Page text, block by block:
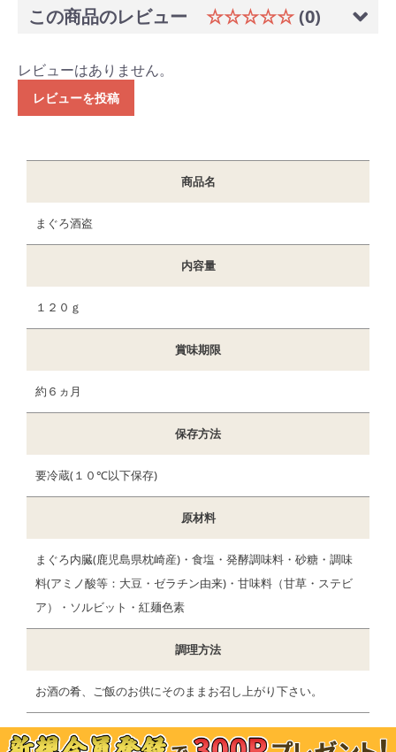
この商品のレビュー ☆☆☆☆☆(0)
レビューはありません。
レビューを投稿
商品名
まぐろ酒盗
内容量
１２０ｇ
賞味期限
約６ヵ月
保存方法
要冷蔵(１０℃以下保存)
原材料
まぐろ内臓(鹿児島県枕崎産)・食塩・発酵調味料・砂糖・調味
料(アミノ酸等：大豆・ゼラチン由来)・甘味料（甘草・ステビ
ア）・ソルビット・紅麺色素
調理方法
お酒の肴、ご飯のお供にそのままお召し上がり下さい。